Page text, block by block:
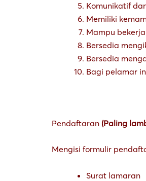
Komunikatif
Memiliki
Mampu
Bersedia
Bersedia
Bagi pelamar
Pendaftaran (Paling
Mengisi formulir
Surat lamaran